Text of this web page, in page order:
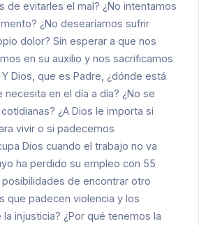
de evitarles el mal? ¿No intentamos
¿No desearíamos sufrir
dolor? Sin esperar a que nos
en su auxilio y nos sacrificamos
Dios, que es Padre, ¿dónde está
necesita en el día a día? ¿No se
¿A Dios le importa si
vivir o si padecemos
Dios cuando el trabajo no va
ha perdido su empleo con 55
de encontrar otro
que padecen violencia y los
injusticia? ¿Por qué tenemos la